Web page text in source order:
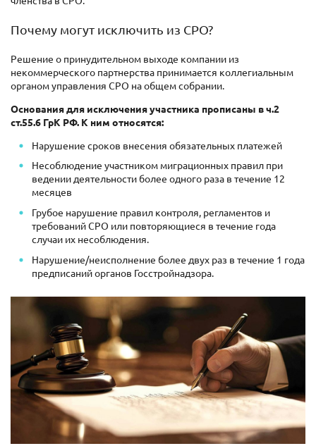
Почему могут исключить из СРО?
Решение о принудительном выходе компании из
некоммерческого партнерства принимается коллегиальным
органом управления СРО на общем собрании.
Основания для исключения участника прописаны в ч.2
ст.55.6 ГрК РФ. К ним относятся:
Нарушение сроков внесения обязательных платежей
Несоблюдение участником миграционных правил при
ведении деятельности более одного раза в течение 12
месяцев
Грубое нарушение правил контроля, регламентов и
требований СРО или повторяющиеся в течение года
случаи их несоблюдения.
Нарушение/неисполнение более двух раз в течение 1 года
предписаний органов Госстройнадзора.